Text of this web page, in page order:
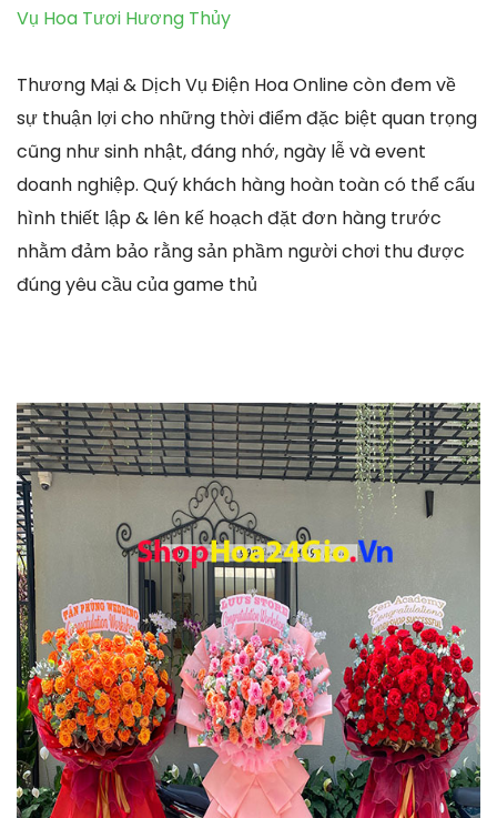
Vụ Hoa Tươi Hương Thủy
Thương Mại & Dịch Vụ Điện Hoa Online còn đem về
sự thuận lợi cho những thời điểm đặc biệt quan trọng
cũng như sinh nhật, đáng nhớ, ngày lễ và event
doanh nghiệp. Quý khách hàng hoàn toàn có thể cấu
hình thiết lập & lên kế hoạch đặt đơn hàng trước
nhằm đảm bảo rằng sản phầm người chơi thu được
đúng yêu cầu của game thủ